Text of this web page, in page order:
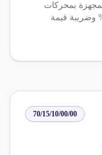
بمحركات
وتشمل ضريبة وارد بنسبة 10.000 % وضريبة قيمة
مستلزمات
70/15/10/00/00